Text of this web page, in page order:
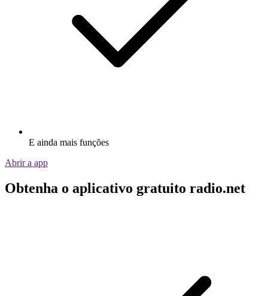
E ainda mais funções
Abrir a app
Obtenha o aplicativo gratuito radio.net